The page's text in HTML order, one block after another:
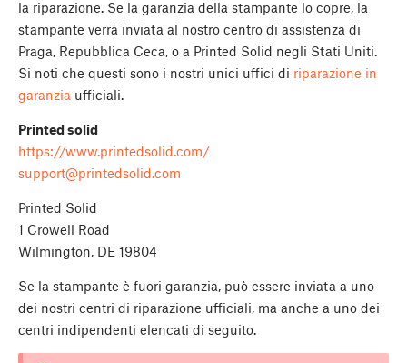
la riparazione. Se la garanzia della stampante lo copre, la
stampante verrà inviata al nostro centro di assistenza di
Praga, Repubblica Ceca, o a Printed Solid negli Stati Uniti.
Si noti che questi sono i nostri unici uffici di riparazione in
garanzia ufficiali.
Printed solid
https://www.printedsolid.com/
support@printedsolid.com
Printed Solid
1 Crowell Road
Wilmington, DE 19804
Se la stampante è fuori garanzia, può essere inviata a uno
dei nostri centri di riparazione ufficiali, ma anche a uno dei
centri indipendenti elencati di seguito.